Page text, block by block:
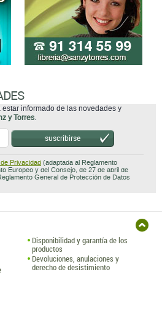
estar informado de las novedades y
y Torres.
suscribirse
Privacidad (adaptada al Reglamento
Europeo y del Consejo, de 27 de abril de
General de Protección de Datos
Disponibilidad y garantía de los
productos
Devoluciones, anulaciones y
derecho de desistimiento